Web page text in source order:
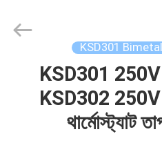
Electric
KSD301
KSD301
KSD302 250V
থার্মোস্ট্যাট